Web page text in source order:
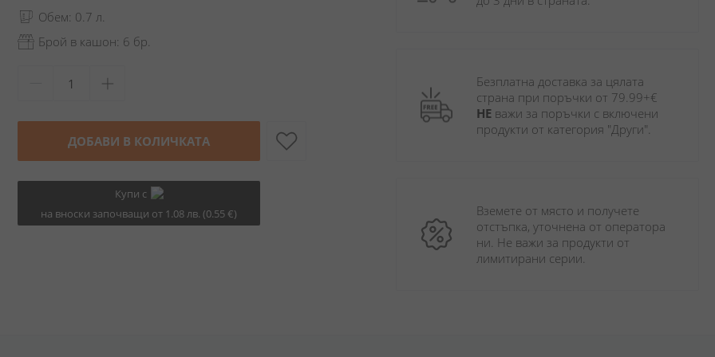
Обем: 0.7 л.
Брой в кашон: 6 бр.
ДОБАВИ В КОЛИЧКАТА
Купи с
на вноски започващи от 1.08 лв. (0.55 €)
Безплатна доставка за цялата
НЕ важи за поръчки с включени
продукти от категория "Други".
Вземете от място и получете
отстъпка, уточнена от оператора
ни. Не важи за продукти от
лимитирани серии.